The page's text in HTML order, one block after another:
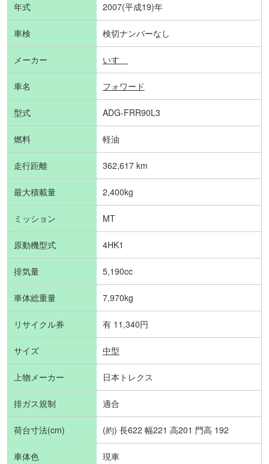
年式 2007(平成19)年
車検 検切ナンバーなし
メーカー いすゞ
車名 フォワード
型式 ADG-FRR90L3
燃料 軽油
走行距離 362,617 km
最大積載量 2,400kg
ミッション MT
原動機型式 4HK1
排気量 5,190cc
車体総重量 7,970kg
リサイクル券 有 11,340円
サイズ 中型
上物メーカー 日本トレクス
排ガス規制 適合
荷台寸法(cm) (約) 長622 幅221 高201 門高 192
車体色 現車